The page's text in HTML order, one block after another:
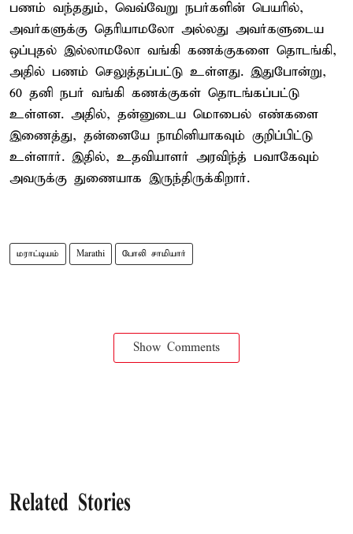
பணம் வந்ததும், வெவ்வேறு நபர்களின் பெயரில்,
அவர்களுக்கு தெரியாமலோ அல்லது அவர்களுடைய
ஒப்புதல் இல்லாமலோ வங்கி கணக்குகளை தொடங்கி,
அதில் பணம் செலுத்தப்பட்டு உள்ளது. இதுபோன்று,
60 தனி நபர் வங்கி கணக்குகள் தொடங்கப்பட்டு
உள்ளன. அதில், தன்னுடைய மொபைல் எண்களை
இணைத்து, தன்னையே நாமினியாகவும் குறிப்பிட்டு
உள்ளார். இதில், உதவியாளர் அரவிந்த் பவாகேவும்
அவருக்கு துணையாக இருந்திருக்கிறார்.
மராட்டியம் Marathi போலி சாமியார்
Show Comments
Related Stories